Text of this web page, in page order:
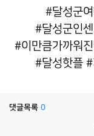
#달성군
#달성군인
#이만큼가까워
#달성핫플 #
댓글목록 0